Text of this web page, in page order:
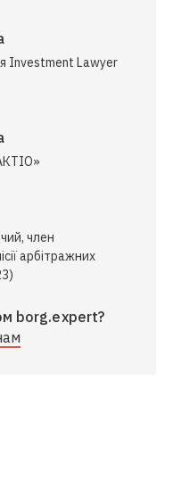
Investment Lawyer
член
арбітражних
borg.expert?